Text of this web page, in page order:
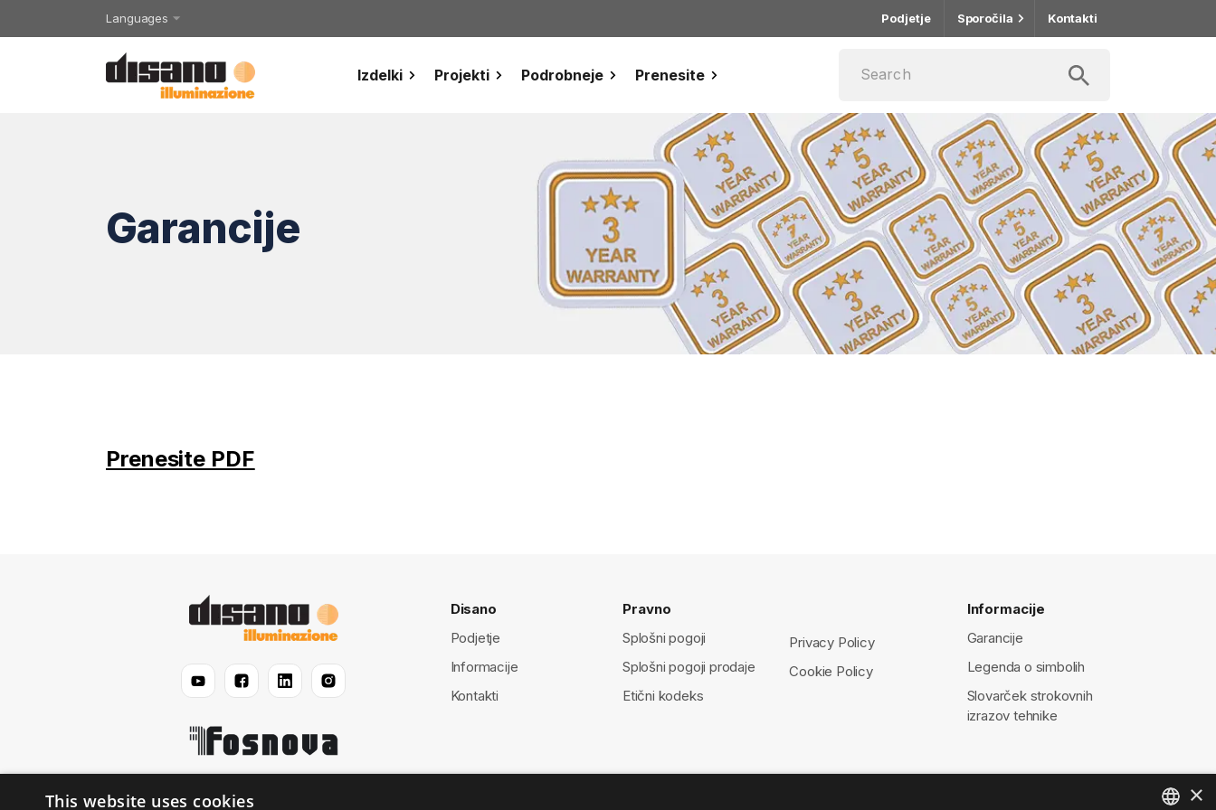
Languages Podjetje Sporočila Kontakti
Izdelki Projekti Podrobneje Prenesite
Garancije
Prenesite PDF
Disano
Podjetje
Informacije
Kontakti
Pravno
Splošni pogoji
Splošni pogoji prodaje
Etični kodeks
Privacy Policy
Cookie Policy
Informacije
Garancije
Legenda o simbolih
Slovarček strokovnih
izrazov tehnike
×
This website uses cookies